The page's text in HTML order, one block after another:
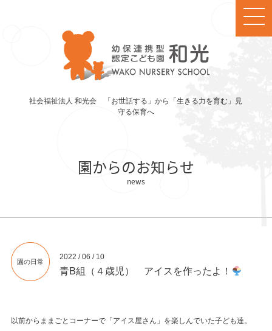
社会福祉法人 和光会 「お世話する」から「生きる力を育む」見
守る保育へ
園からのお知らせ
園の日常
2022 / 06 / 10
青B組（４歳児） アイスを作ったよ！
以前からままごとコーナーで「アイス屋さん」を楽しんでいた子ども達。